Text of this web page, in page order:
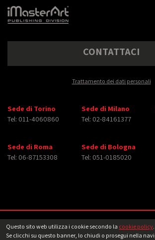
Questo sito web utilizza i cookie secondo la cookie policy.
Se clicchi su questo banner, lo chiudi o prosegui nella
CONTATTACI
Trattamento dei dati personali
Sede di Torino
Tel: 011-4060860
Sede di Milano
Tel: 02-84161377
Sede di Roma
Tel: 06-87153308
Sede di Bologna
Tel: 051-0185020
Copyright © 2026 iMasterArt S.r.l. ‐ All rights reserved.
immagini e video pubblicati sono dei rispettivi